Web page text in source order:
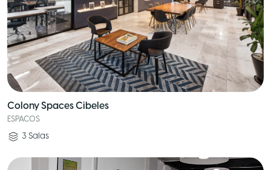
Colony Spaces Cibeles
ESPACOS
3 Salas